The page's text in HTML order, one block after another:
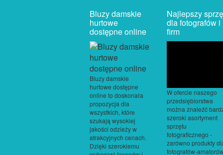
Bluzy damskie
hurtowe
dostępne online
Bluzy damskie
hurtowe dostępne
online to doskonała
propozycja dla
wszystkich, które
szukają wysokiej
jakości odzieży w
atrakcyjnych cenach.
Dzięki szerokiemu
Najlepszy
dla fotografów i
firm
W ofercie naszego
przedsiębiorstwa
można znaleźć
szeroki asortyment
sprzętu
fotograficznego -
zarówno produkty
fotografów-